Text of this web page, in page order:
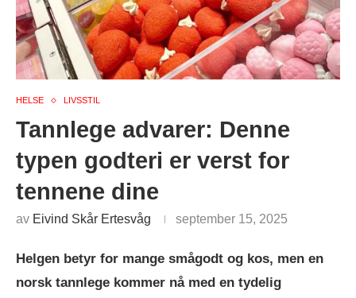
HELSE LIVSSTIL
Tannlege advarer: Denne
typen godteri er verst for
tennene dine
av Eivind Skår Ertesvåg september 15, 2025
Helgen betyr for mange smågodt og kos, men en
norsk tannlege kommer nå med en tydelig